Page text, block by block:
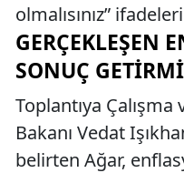
olmalısınız”
GERÇEKLEŞEN
SONUÇ
Toplantıya
Bakanı Vedat
belirten Ağar,